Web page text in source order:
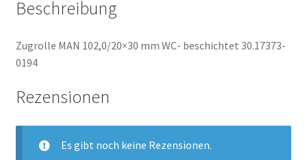
Beschreibung
Zugrolle MAN 102,0/20×30 mm WC- beschichtet 30.17373-
0194
Rezensionen
Es gibt noch keine Rezensionen.